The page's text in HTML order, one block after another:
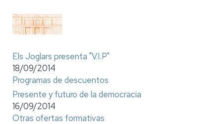
Els Joglars presenta "V.I.P"
18/09/2014
Programas de descuentos
Presente y futuro de la democracia
16/09/2014
Otras ofertas formativas